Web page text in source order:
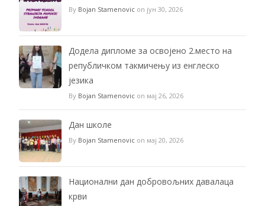
By Bojan Stamenovic on јун 30, 2026
Додела дипломе за освојено 2.место на
републичком такмичењу из енглеско
језика
By Bojan Stamenovic on мај 26, 2026
Дан школе
By Bojan Stamenovic on мај 20, 2026
Национални дан добровољних давалаца
крви